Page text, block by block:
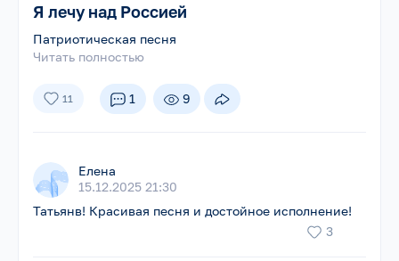
Я лечу над Россией
Патриотическая песня
Читать полностью
11 1 9
Елена
15.12.2025 21:30
Татьянв! Красивая песня и достойное исполнение!
3